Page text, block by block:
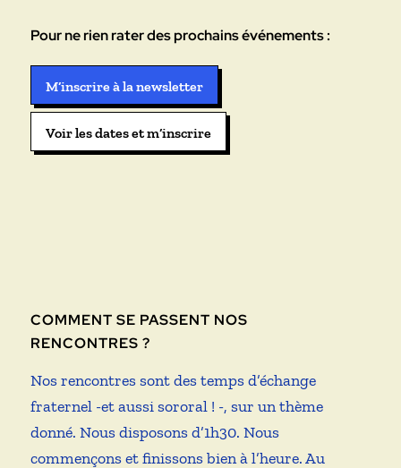
Pour ne rien rater des prochains événements :
M’inscrire à la newsletter
Voir les dates et m’inscrire
COMMENT SE PASSENT NOS
RENCONTRES ?
Nos rencontres sont des temps d’échange
fraternel -et aussi sororal ! -, sur un thème
donné. Nous disposons d’1h30. Nous
commençons et finissons bien à l’heure. Au